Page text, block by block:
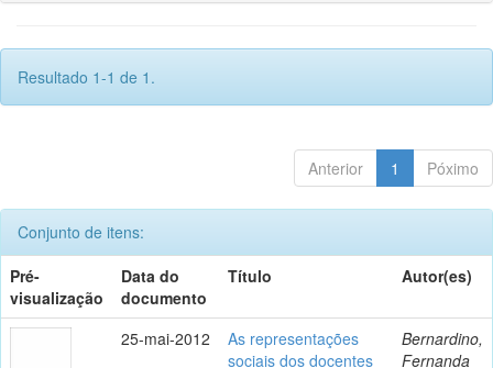
Resultado 1-1 de 1.
Anterior 1 Póximo
Conjunto de itens:
Pré-
visualização
Data do
documento
Título Autor(es)
25-mai-2012
As representações
sociais dos docentes
Bernardino,
Fernanda